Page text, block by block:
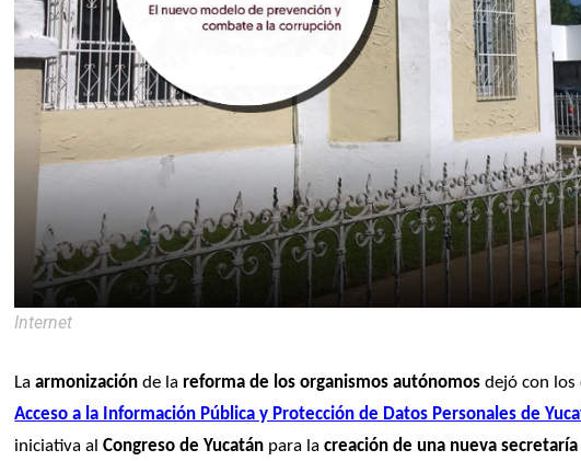
Internet
La armonización de la reforma de los organismos autónomos dejó con los
Acceso a la Información Pública y Protección de Datos Personales de
iniciativa al Congreso de Yucatán para la creación de una nueva secretaría